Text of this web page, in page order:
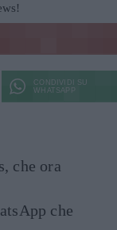
CONDIVIDI SU
WHATSAPP
che ora
che